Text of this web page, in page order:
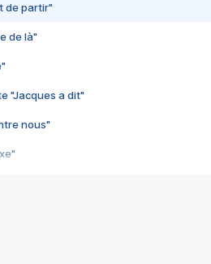
de partir"
de là"
"Jacques a dit"
nous"